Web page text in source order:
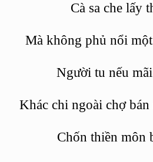
Cà sa che lấy
Mà không phủ nổi
Người tu nếu mã
Khác chi ngoài chợ bán
Chốn thiền môn